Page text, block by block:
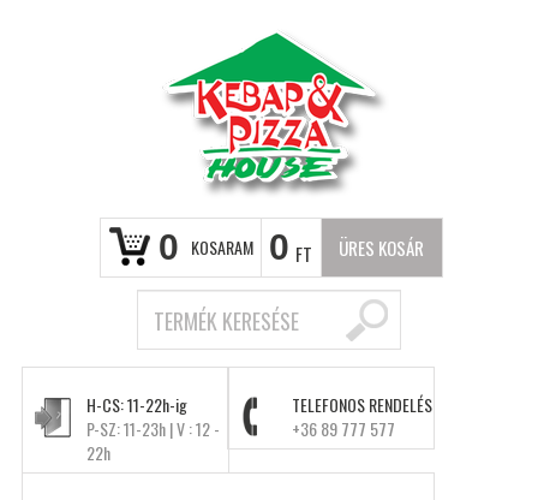
0 KOSARAM 0 FT ÜRES KOSÁR
H-CS: 11-22h-ig
P-SZ: 11-23h | V : 12 -
22h
TELEFONOS RENDELÉS
+36 89 777 577